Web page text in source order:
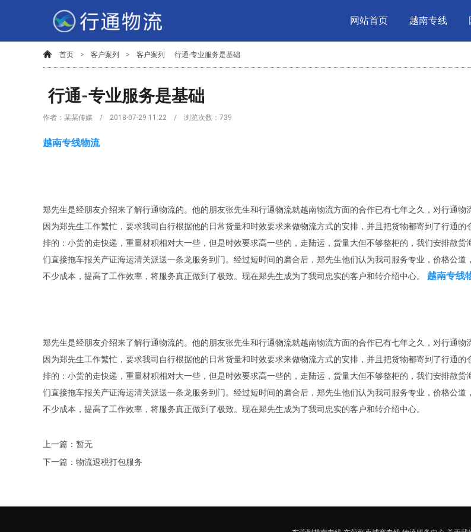
网站首页 越南专线
首页 > 客户案列 > 客户案列 行通-专业服务是基础
行通-专业服务是基础
作者：某某传媒 / 2018-07-29 11:22 / 浏览次数： 739
越南专线物流
郑先生是经朋友介绍来了解行通物流的。他的朋友张先生和行通物流就越南物流方面的合作已有七年之久，对行通物
因为郑先生工作繁忙，要求我司自行根据他的日常货量和时效要求来做物流方式的安排，并且把货物都寄到了行通的
排的：小货的走快递，重量材积相对大一些，但是时效要求高一些的，走陆运，货量大但不够整柜的，我们安排散货
们直接拖车报关产证海运清关派送一条龙服务到门。经过短时间的磨合后，郑先生他们认为我司服务专业，价格公道
不少成本，提高了工作效率，将服务真正做到了极致。现在郑先生成为了我司忠实的客户和转介绍中心。
越南专线
郑先生是经朋友介绍来了解行通物流的。他的朋友张先生和行通物流就越南物流方面的合作已有七年之久，对行通物
因为郑先生工作繁忙，要求我司自行根据他的日常货量和时效要求来做物流方式的安排，并且把货物都寄到了行通的
排的：小货的走快递，重量材积相对大一些，但是时效要求高一些的，走陆运，货量大但不够整柜的，我们安排散货
们直接拖车报关产证海运清关派送一条龙服务到门。经过短时间的磨合后，郑先生他们认为我司服务专业，价格公道
不少成本，提高了工作效率，将服务真正做到了极致。现在郑先生成为了我司忠实的客户和转介绍中心。
上一篇：暂无
下一篇：物流退税打包服务